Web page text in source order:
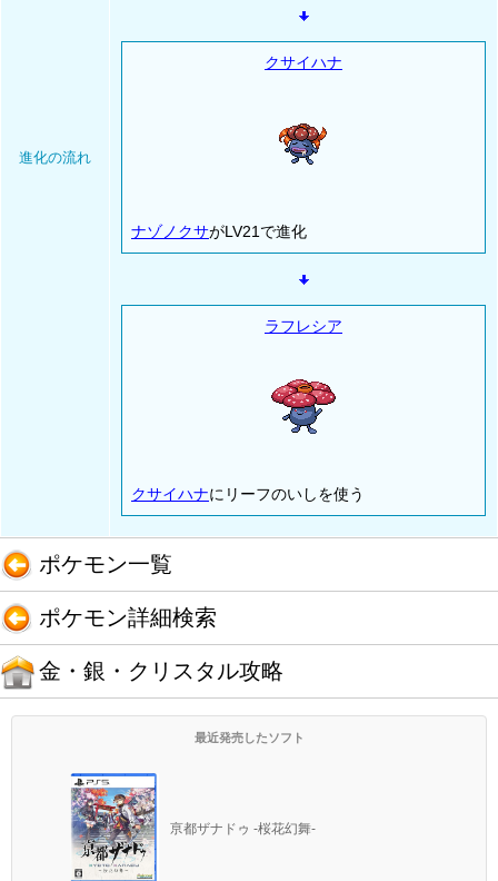
進化の流れ
クサイハナ
ナゾノクサがLV21で進化
ラフレシア
クサイハナにリーフのいしを使う
ポケモン一覧
ポケモン詳細検索
金・銀・クリスタル攻略
最近発売したソフト
亰都ザナドゥ -桜花幻舞-